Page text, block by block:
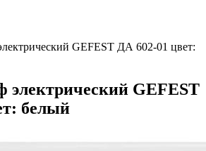
GEFEST ДА 602-01 цвет:
электрический GEFEST
белый